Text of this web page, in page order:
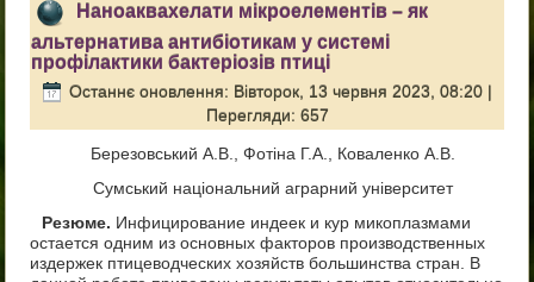
Наноаквахелати мікроелементів – як
альтернатива антибіотикам у системі
профілактики бактеріозів птиці
Останнє оновлення: Вівторок, 13 червня 2023, 08:20 |
Перегляди: 657
Березовський А.В., Фотіна Г.А., Коваленко А.В.
Cумський національний аграрний університет
Резюме. Инфицирование индеек и кур микоплазмами
остается одним из основных факторов производственных
издержек птицеводческих хозяйств большинства стран. В